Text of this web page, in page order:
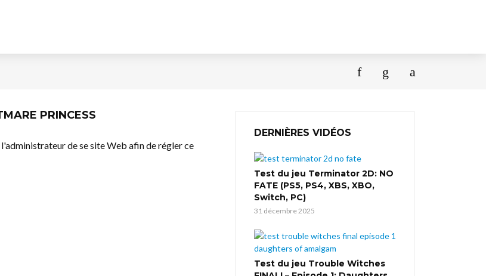
PRINCESS
de se site Web afin de régler ce
DERNIÈRES VIDÉOS
Test du jeu Terminator 2D: NO
FATE (PS5, PS4, XBS, XBO,
Switch, PC)
31 décembre 2025
Test du jeu Trouble Witches